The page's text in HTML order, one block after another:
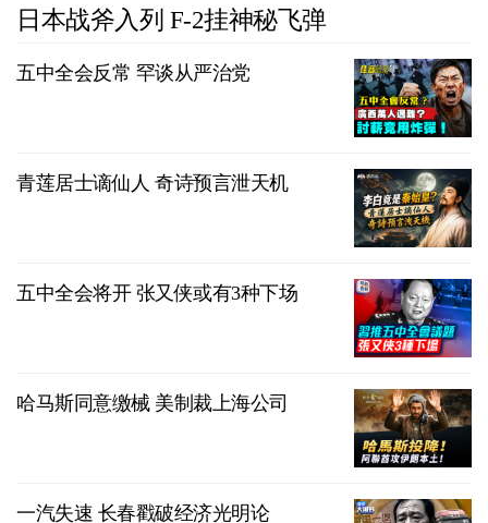
日本战斧入列 F-2挂神秘飞弹
五中全会反常 罕谈从严治党
青莲居士谪仙人 奇诗预言泄天机
五中全会将开 张又侠或有3种下场
哈马斯同意缴械 美制裁上海公司
一汽失速 长春戳破经济光明论